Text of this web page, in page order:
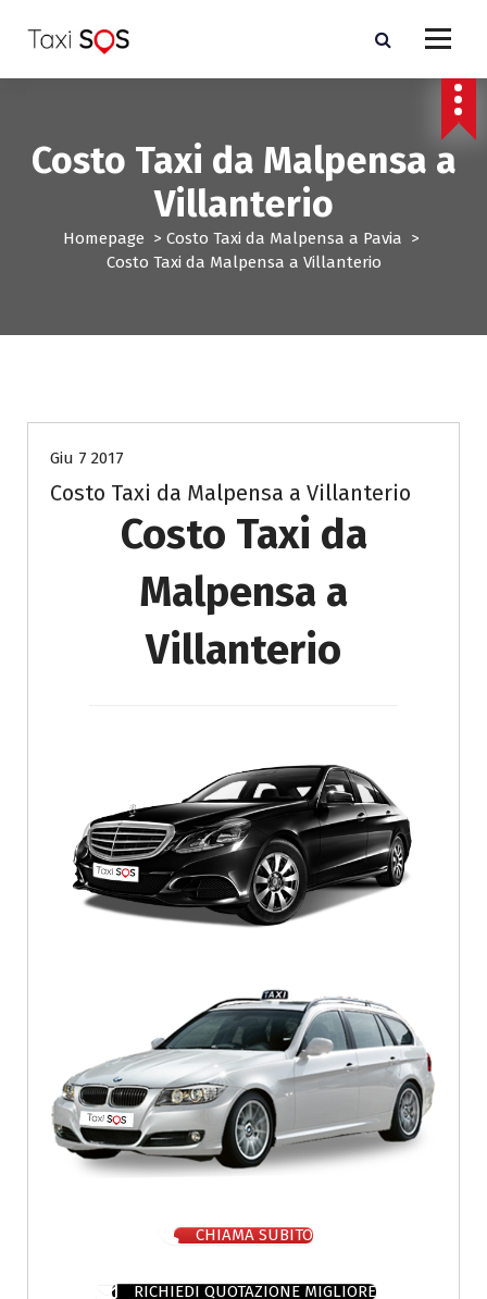
a
Costo Taxi da Malpensa a
Villanterio
Homepage > Costo Taxi da Malpensa a Pavia >
Costo Taxi da Malpensa a Villanterio
Giu 7 2017
Costo Taxi da Malpensa a Villanterio
Costo Taxi da
Malpensa a
Villanterio
CHIAMA SUBITO
RICHIEDI QUOTAZIONE MIGLIORE